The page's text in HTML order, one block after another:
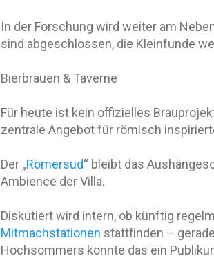
In der Forschung wird weiter am
sind abgeschlossen, die Kleinfunde
Bierbrauen & Taverne
Für heute ist kein offizielles
zentrale Angebot für römisch
Der „Römersud“ bleibt das
Ambience der Villa.
Diskutiert wird intern, ob künftig
Mitmachstationen stattfinden –
Hochsommers könnte das ein